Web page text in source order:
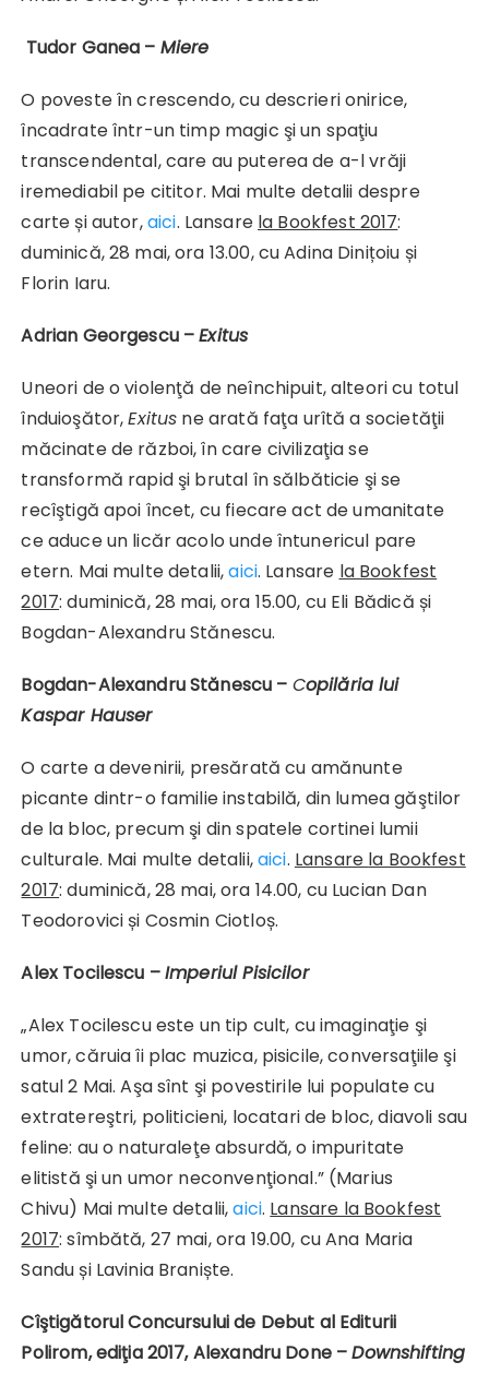
Tudor Ganea – Miere
O poveste în crescendo, cu descrieri onirice,
încadrate într-un timp magic şi un spaţiu
transcendental, care au puterea de a-l vrăji
iremediabil pe cititor. Mai multe detalii despre
carte și autor,aici. Lansare la Bookfest 2017:
duminică, 28 mai, ora 13.00, cu Adina Dinițoiu și
Florin Iaru.
Adrian Georgescu –Exitus
Uneori de o violenţă de neînchipuit, alteori cu totul
înduioşător,Exitus ne arată faţa urîtă a societăţii
măcinate de război, în care civilizaţia se
transformă rapid şi brutal în sălbăticie şi se
recîştigă apoi încet, cu fiecare act de umanitate
ce aduce un licăr acolo unde întunericul pare
etern. Mai multe detalii,aici. Lansare la Bookfest
2017: duminică, 28 mai, ora 15.00, cu Eli Bădică și
Bogdan-Alexandru Stănescu.
Bogdan-Alexandru Stănescu – Copilăria lui
Kaspar Hauser
O carte a devenirii, presărată cu amănunte
picante dintr-o familie instabilă, din lumea găştilor
de la bloc, precum şi din spatele cortinei lumii
culturale. Mai multe detalii,aici. Lansare la Bookfest
2017: duminică, 28 mai, ora 14.00, cu Lucian Dan
Teodorovici și Cosmin Ciotloș.
Alex Tocilescu –Imperiul Pisicilor
„Alex Tocilescu este un tip cult, cu imaginaţie şi
umor, căruia îi plac muzica, pisicile, conversaţiile şi
satul 2 Mai. Aşa sînt şi povestirile lui populate cu
extratereştri, politicieni, locatari de bloc, diavoli sau
feline: au o naturaleţe absurdă, o impuritate
elitistă şi un umor neconvenţional.” (Marius
Chivu) Mai multe detalii,aici. Lansare la Bookfest
2017: sîmbătă, 27 mai, ora 19.00, cu Ana Maria
Sandu și Lavinia Braniște.
Cîştigătorul Concursului de Debut al Editurii
Polirom, ediţia 2017,Alexandru Done –Downshifting